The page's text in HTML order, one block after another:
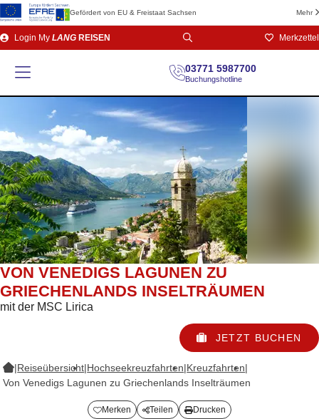
Gefördert von EU & Freistaat Sachsen Mehr
Direkt
zum
Login My LANG REISEN Merkzettel
03771 5987700
Buchungshotline
VON VENEDIGS LAGUNEN ZU
GRIECHENLANDS INSELTRÄUMEN
mit der MSC Lirica
JETZT BUCHEN
|Reiseübersicht|Hochseekreuzfahrten|Kreuzfahrten|
Von Venedigs Lagunen zu Griechenlands Inselträumen
Merken Teilen Drucken